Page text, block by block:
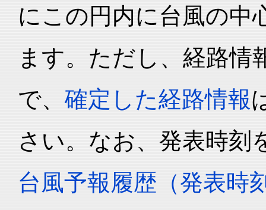
にこの円内に台風の中
ます。ただし、経路情
で、 確定した経路情報
さい。なお、発表時刻
台風予報履歴（発表時